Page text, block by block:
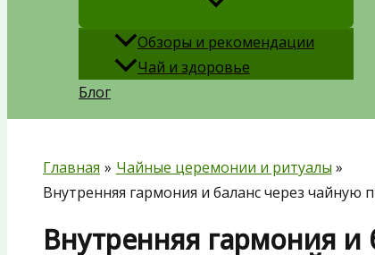
Обзоры и рекомендации
Чай и здоровье
Блог
Главная
Чайные церемонии и ритуалы
Внутренняя гармония и баланс через чайную
Внутренняя гармония